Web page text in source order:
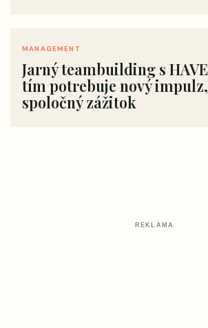
MANAGEMENT
Jarný teambuilding s
tím potrebuje nový
spoločný zážitok
REKLAMA